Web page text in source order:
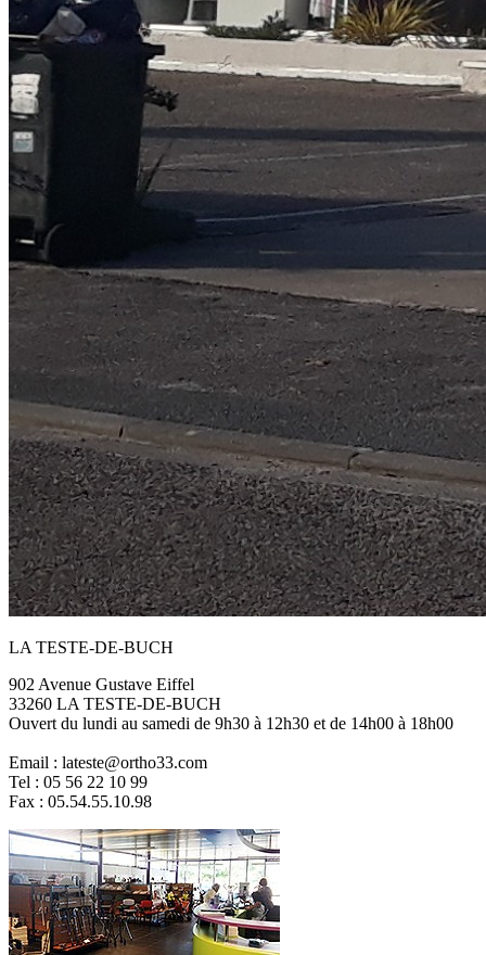
LA TESTE-DE-BUCH
902 Avenue Gustave Eiffel
33260 LA TESTE-DE-BUCH
Ouvert du lundi au samedi de 9h30 à 12h30 et de 14h00 à 18h00
Email : lateste@ortho33.com
Tel : 05 56 22 10 99
Fax : 05.54.55.10.98